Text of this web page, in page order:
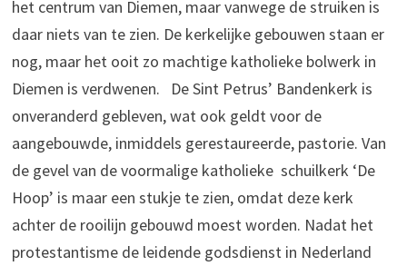
het centrum van Diemen, maar vanwege de struiken is
daar niets van te zien. De kerkelijke gebouwen staan er
nog, maar het ooit zo machtige katholieke bolwerk in
Diemen is verdwenen. De Sint Petrus’ Bandenkerk is
onveranderd gebleven, wat ook geldt voor de
aangebouwde, inmiddels gerestaureerde, pastorie. Van
de gevel van de voormalige katholieke schuilkerk ‘De
Hoop’ is maar een stukje te zien, omdat deze kerk
achter de rooilijn gebouwd moest worden. Nadat het
protestantisme de leidende godsdienst in Nederland